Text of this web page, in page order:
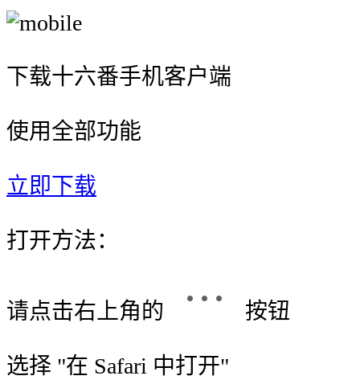
下载十六番手机客户端
使用全部功能
立即下载
打开方法：
请点击右上角的 按钮
选择 "在 Safari 中打开"